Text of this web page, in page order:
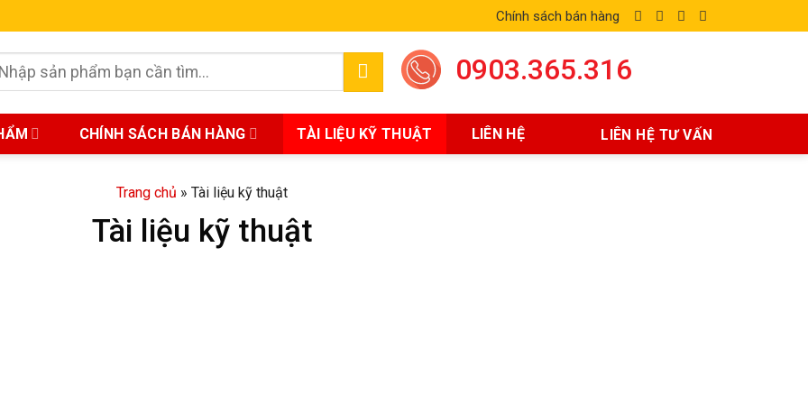
Chính sách bán hàng
0903.365.316
CHÍNH SÁCH BÁN HÀNG TÀI LIỆU KỸ THUẬT LIÊN HỆ LIÊN HỆ TƯ VẤN
Trang chủ » Tài liệu kỹ thuật
Tài liệu kỹ thuật